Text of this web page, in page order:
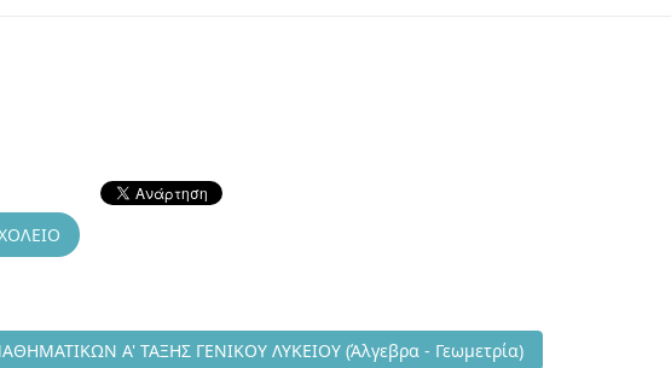
ΣΠΟΥΔΩΝ ΜΑΘΗΜΑΤΙΚΩΝ Α' ΤΑΞΗΣ ΓΕΝΙΚΟΥ ΛΥΚΕΙΟΥ (Άλγεβρα - Γεωμετρία)
Α' ΤΑΞΗΣ ΓΕΝΙΚΟΥ ΛΥΚΕΙΟΥ (Άλγεβρα - Γεωμετρία)